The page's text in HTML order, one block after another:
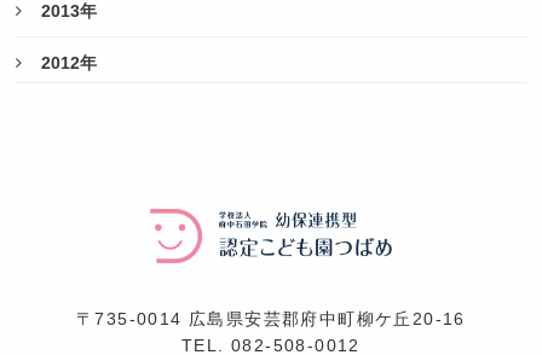
2013年
2012年
〒735-0014 広島県安芸郡府中町柳ケ丘20-16
TEL.082-508-0012